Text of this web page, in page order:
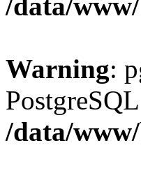
Warning:
/data/